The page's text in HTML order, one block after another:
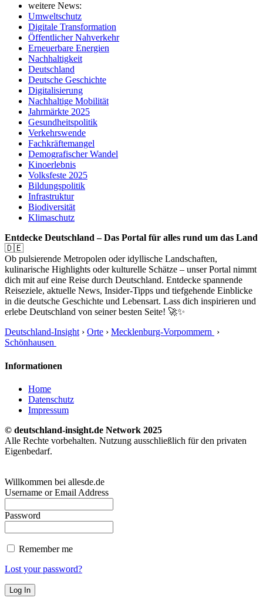
weitere News:
Umweltschutz
Digitale Transformation
Öffentlicher Nahverkehr
Erneuerbare Energien
Nachhaltigkeit
Deutschland
Deutsche Geschichte
Digitalisierung
Nachhaltige Mobilität
Jahrmärkte 2025
Gesundheitspolitik
Verkehrswende
Fachkräftemangel
Demografischer Wandel
Kinoerlebnis
Volksfeste 2025
Bildungspolitik
Infrastruktur
Biodiversität
Klimaschutz
Entdecke Deutschland – Das Portal für alles rund um das Land
🇩🇪
Ob pulsierende Metropolen oder idyllische Landschaften,
kulinarische Highlights oder kulturelle Schätze – unser Portal nimmt
dich mit auf eine Reise durch Deutschland. Entdecke spannende
Reiseziele, aktuelle News, Insider-Tipps und tiefgehende Einblicke
in die deutsche Geschichte und Lebensart. Lass dich inspirieren und
erlebe Deutschland von seiner besten Seite! 🚀✨
Deutschland-Insight › Orte › Mecklenburg-Vorpommern ›
Schönhausen
Informationen
Home
Datenschutz
Impressum
© deutschland-insight.de Network 2025
Alle Rechte vorbehalten. Nutzung ausschließlich für den privaten
Eigenbedarf.
Willkommen bei allesde.de
Username or Email Address
Password
Remember me
Lost your password?